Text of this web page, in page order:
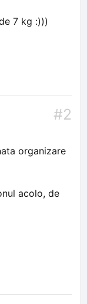
7 kg :)))
#2
organizare
acolo, de